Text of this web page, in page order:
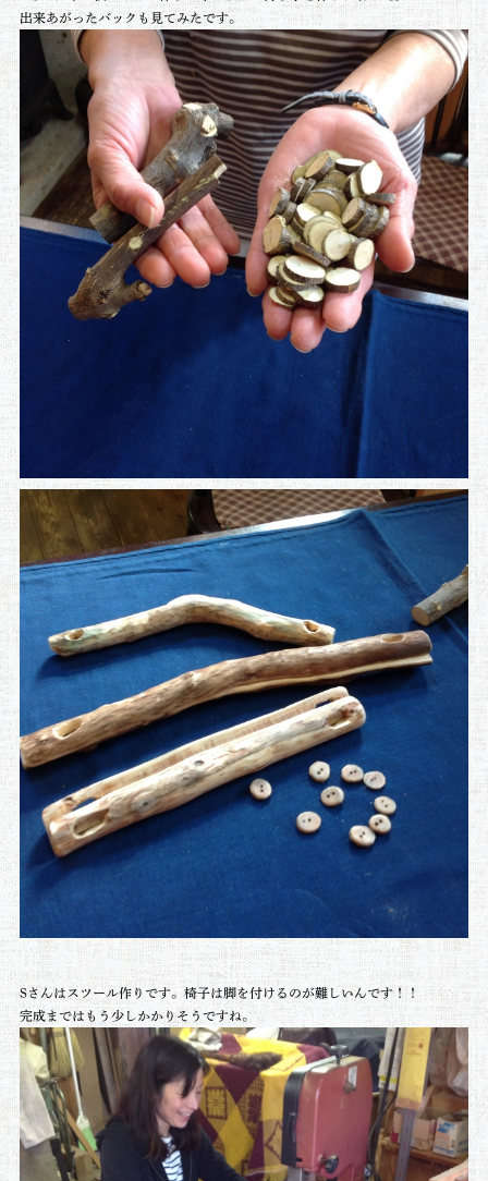
出来あがったバックも見てみたです。
Sさんはスツール作りです。椅子は脚を付けるのが難しいんです！！
完成まではもう少しかかりそうですね。